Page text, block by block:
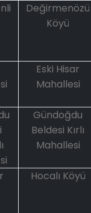
Değirmenözü
Köyü
Eski Hisar
Mahallesi
Gündoğdu
Beldesi Kırlı
Mahallesi
Hocalı Köyü